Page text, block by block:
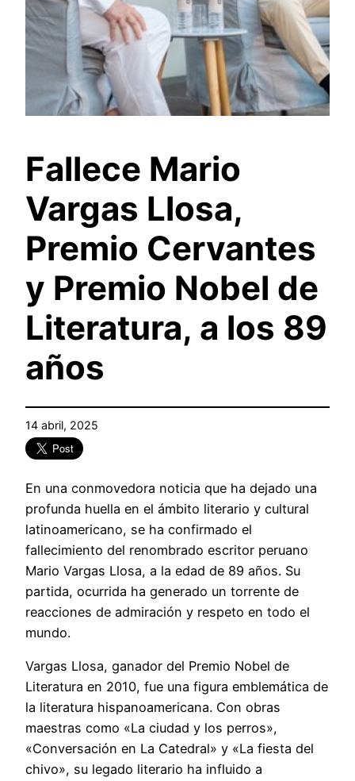
Fallece Mario
Vargas Llosa,
Premio Cervantes
y Premio Nobel de
Literatura, a los 89
años
14 abril, 2025
En una conmovedora noticia que ha dejado una
profunda huella en el ámbito literario y cultural
latinoamericano, se ha confirmado el
fallecimiento del renombrado escritor peruano
Mario Vargas Llosa, a la edad de 89 años. Su
partida, ocurrida ha generado un torrente de
reacciones de admiración y respeto en todo el
mundo.
Vargas Llosa, ganador del Premio Nobel de
Literatura en 2010, fue una figura emblemática de
la literatura hispanoamericana. Con obras
maestras como «La ciudad y los perros»,
«Conversación en La Catedral» y «La fiesta del
chivo», su legado literario ha influido a